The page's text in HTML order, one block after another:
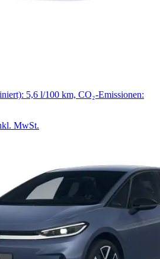
5,6 l/100 km, CO₂-Emissionen:
MwSt.